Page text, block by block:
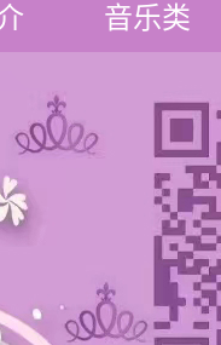
音乐类